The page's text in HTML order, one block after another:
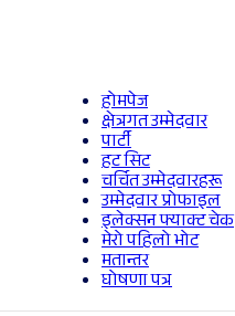
होमपेज
क्षेत्रगत उम्मेदवार
पार्टी
हट सिट
चर्चित उम्मेदवारहरू
उम्मेदवार प्रोफाइल
इलेक्सन फ्याक्ट चेक
मेरो पहिलो भोट
मतान्तर
घोषणा पत्र